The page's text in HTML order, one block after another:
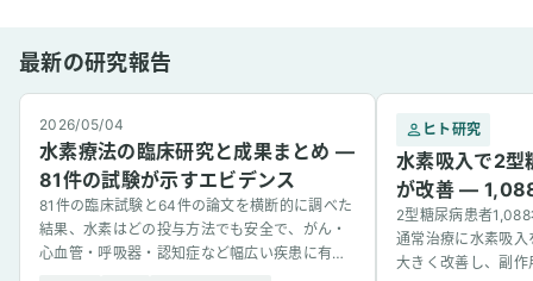
最新の研究報告
2026/05/04
水素療法の臨床研究と成果まとめ —
81件の試験が示すエビデンス
81件の臨床試験と64件の論文を横断的に調べた
結果、水素はどの投与方法でも安全で、がん・
心血管・呼吸器・認知症など幅広い疾患に有望
ヒト研究
水素吸入で2型
が改善 —
2型糖尿病患者
通常治療に水素吸
大きく改善し、副